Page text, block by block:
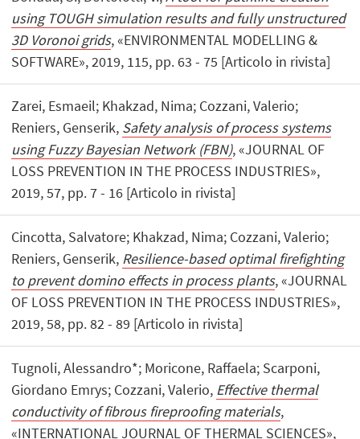
using TOUGH simulation results and fully unstructured
3D Voronoi grids, «ENVIRONMENTAL MODELLING &
SOFTWARE», 2019, 115, pp. 63 - 75 [Articolo in rivista]
Zarei, Esmaeil; Khakzad, Nima; Cozzani, Valerio;
Reniers, Genserik, Safety analysis of process systems
using Fuzzy Bayesian Network (FBN), «JOURNAL OF
LOSS PREVENTION IN THE PROCESS INDUSTRIES»,
2019, 57, pp. 7 - 16 [Articolo in rivista]
Cincotta, Salvatore; Khakzad, Nima; Cozzani, Valerio;
Reniers, Genserik, Resilience-based optimal firefighting
to prevent domino effects in process plants, «JOURNAL
OF LOSS PREVENTION IN THE PROCESS INDUSTRIES»,
2019, 58, pp. 82 - 89 [Articolo in rivista]
Tugnoli, Alessandro*; Moricone, Raffaela; Scarponi,
Giordano Emrys; Cozzani, Valerio, Effective thermal
conductivity of fibrous fireproofing materials,
«INTERNATIONAL JOURNAL OF THERMAL SCIENCES»,